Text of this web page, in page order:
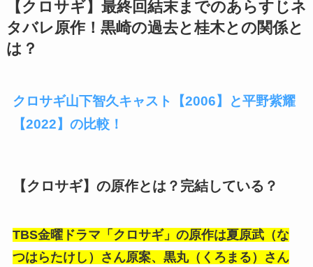
【クロサギ】最終回結末までのあらすじネ
タバレ原作！黒崎の過去と桂木との関係と
は？
クロサギ山下智久キャスト【2006】と平野紫耀
【2022】の比較！
【クロサギ】の原作とは？完結している？
TBS金曜ドラマ「クロサギ」の原作は夏原武（な
つはらたけし）さん原案、黒丸（くろまる）さん